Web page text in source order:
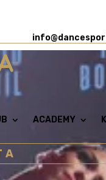
ACADEMY